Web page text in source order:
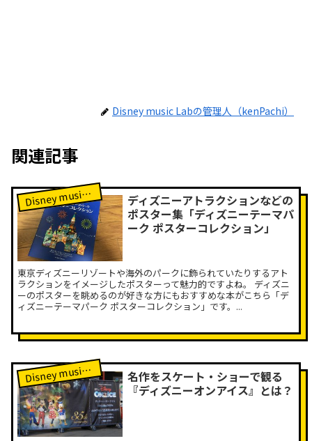
Disney music Labの管理人（kenPachi）
関連記事
Disney music Labレポート
ディズニーアトラクションなどの
ポスター集「ディズニーテーマパ
ーク ポスターコレクション」
東京ディズニーリゾートや海外のパークに飾られていたりするアト
ラクションをイメージしたポスターって魅力的ですよね。 ディズニ
ーのポスターを眺めるのが好きな方にもおすすめな本がこちら「デ
ィズニーテーマパーク ポスターコレクション」です。...
Disney music Labレポート
名作をスケート・ショーで観る
『ディズニーオンアイス』とは？